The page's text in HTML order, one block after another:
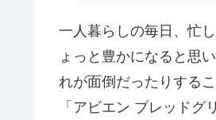
一人暮らしの毎日、忙
ょっと豊かになると思
れが面倒だったりする
「アビエン ブレッドグ